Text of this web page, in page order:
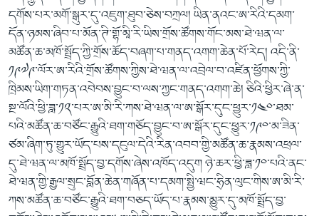
དགོས་པར་མགོ་སྒུར་དུ་འཇུག་ཐུབ་ཅེས་བཀྲལ། ཡིན་ནའང་ཨ་རིའི་དམག་
དོན་ཉམས་ཞིབ་པ་མོན་ཊི་གྷོ་མཱི་རི་ཡིས་གྲོས་ཚོགས་གོང་མས་ཐེ་ཝན་ལ་
མཚོན་ཆ་མཁོ་སྤྲོད་ཀྱི་གྲོས་ཆོད་བཞག་པ་གནད་འགག་ཆེན་པོ་རེད། འདི་ནི་
༡༩༧༩་ལོར་ཨ་རིའི་གྲོས་ཚོགས་ཀྱིས་ཐེ་ཝན་ལ་འབྲེལ་བ་འཛིན་ཕྱོགས་ཀྱི་
ཁྲིམས་ཡིག་གཏན་འབེབས་བྱུང་བ་ལས་ཀྱང་གནད་འགག་ཆེ། ཅིའི་ཕྱིར་ཞེ་ན་
སྔ་ལོའི་ཕྱི་ཟླ་༡༢་པར་ཨ་མི་རི་ཀས་ཐེ་ཝན་ལ་ཨ་སྒོར་དུང་ཕྱུར་༡༤༠་ཐམ་
པའི་མཚོན་ཆ་བཙོང་རྒྱུའི་ཐག་གཅོད་བྱུང་བ་ཨ་སྒོར་དུང་ཕྱུར་༡༩༠་མ་ཟིན་
ཙམ་ཞིག་ཏུ་གྱུར་ཡོད་པས་དངུལ་དེའི་རིན་འབབ་གྱི་མཚོན་ཆ་རྣམས་འཕྲལ་
དུ་ཐེ་ཝན་ལ་མཁོ་སྤྲོད་བྱ་དགོས་ཞེས་འཁོད་འདུག ཉེ་ཆར་ཕྱི་ཟླ་༡༠་པའི་ནང་
ཐེ་ཝན་གྱི་རྒྱལ་སྲུང་བློན་ཆེན་གཞོན་པ་དམག་སྤྱི་ཝང་ཧྲིན་ལུང་གིས་ཨ་མི་རི་
ཀས་མཚོན་ཆ་བཙོང་རྒྱུའི་ཐག་བཅད་ཡོད་པ་རྣམས་མྱུར་དུ་མཁོ་སྤྲོད་བྱ་